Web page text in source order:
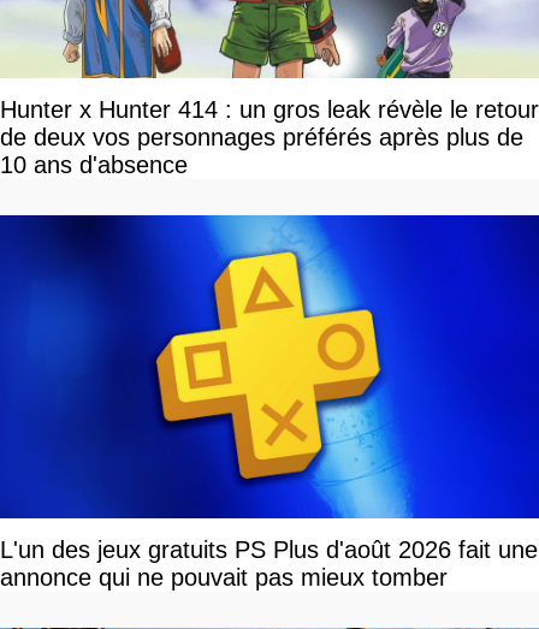
Hunter x Hunter 414 : un gros leak révèle le retour
de deux vos personnages préférés après plus de
10 ans d'absence
L'un des jeux gratuits PS Plus d'août 2026 fait une
annonce qui ne pouvait pas mieux tomber